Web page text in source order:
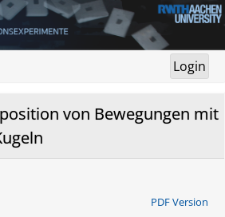
von Bewegungen mit
PDF Version